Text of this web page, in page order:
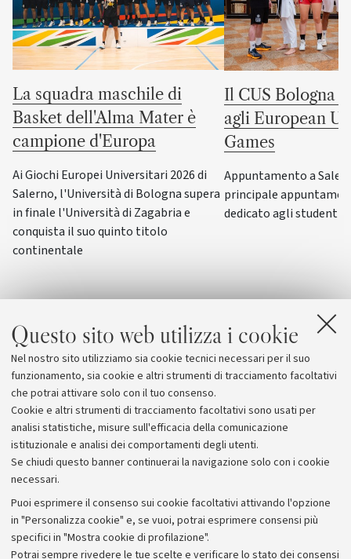
Questo sito web utilizza i cookie
Nel nostro sito utilizziamo sia cookie tecnici necessari per il suo
funzionamento, sia cookie e altri strumenti di tracciamento facoltativi
che potrai attivare solo con il tuo consenso.
Cookie e altri strumenti di tracciamento facoltativi sono usati per
analisi statistiche, misure sull'efficacia della comunicazione
istituzionale e analisi dei comportamenti degli utenti.
Se chiudi questo banner continuerai la navigazione solo con i cookie
necessari.
Puoi esprimere il consenso sui cookie facoltativi attivando l'opzione
in "Personalizza cookie" e, se vuoi, potrai esprimere consensi più
specifici in "Mostra cookie di profilazione".
Potrai sempre rivedere le tue scelte e verificare lo stato dei consensi
La squadra maschile di
Basket dell'Alma Mater è
campione d'Europa
Ai Giochi Europei Universitari 2026 di
Salerno, l'Università di Bologna supera
in finale l'Università di Zagabria e
conquista il suo quinto titolo
continentale
Il CUS Bologna
agli European
Games
Appuntamento a
principale
dedicato agli
Archivio
Comunicati stampa
Redazione